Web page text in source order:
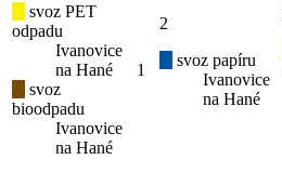
svoz PET
odpadu
Ivanovice
na Hané
svoz
bioodpadu
Ivanovice
na Hané
1
2
svoz papíru
Ivanovice
na Hané